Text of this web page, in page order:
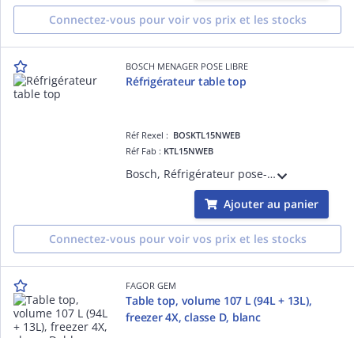
Connectez-vous pour voir vos prix et les stocks
BOSCH MENAGER POSE LIBRE
Réfrigérateur table top
Réf Rexel : BOSKTL15NWEB
Réf Fab : KTL15NWEB
Bosch, Réfrigérateur pose-libre, SER2, Classe énergie E, 39 dB, Consommation électrique : 139 kWh/a, compartiment freezer, Volume total : 120 l, vol réfrigrérateur : 106 l, vol congélateur : 14 l, blanc, poignée intégrée, Dimensions (HxLxP)
Ajouter au panier
Connectez-vous pour voir vos prix et les stocks
FAGOR GEM
Table top, volume 107 L (94L + 13L),
freezer 4X, classe D, blanc